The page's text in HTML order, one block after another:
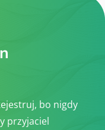
bo nigdy
przyjaciel